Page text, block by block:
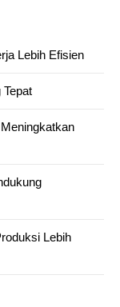
Lebih Efisien
Lebih